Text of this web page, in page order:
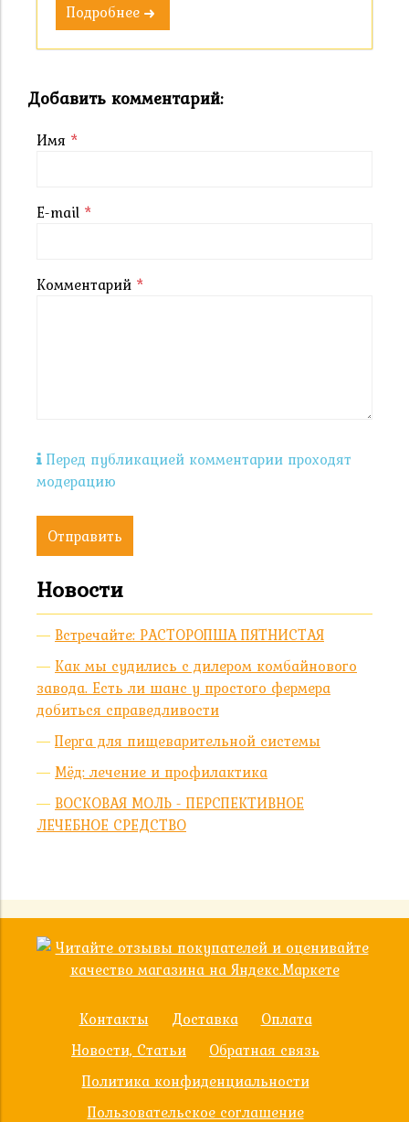
Подробнее
Добавить комментарий:
Имя *
E-mail *
Комментарий *
Перед публикацией комментарии проходят
модерацию
Отправить
Новости
Встречайте: РАСТОРОПША ПЯТНИСТАЯ
Как мы судились с дилером комбайнового
завода. Есть ли шанс у простого фермера
добиться справедливости
Перга для пищеварительной системы
Мёд: лечение и профилактика
ВОСКОВАЯ МОЛЬ - ПЕРСПЕКТИВНОЕ
ЛЕЧЕБНОЕ СРЕДСТВО
Контакты Доставка
Оплата
Новости, Статьи
Обратная связь
Политика конфиденциальности
Пользовательское соглашение